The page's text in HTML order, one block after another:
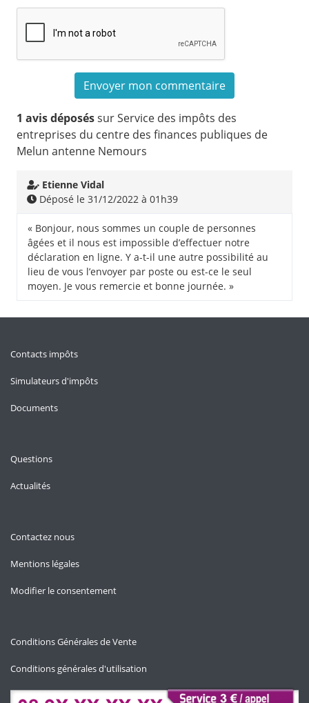
1 avis déposéssur Service des impôts des
entreprises du centre des finances publiques de
Melun antenne Nemours
Etienne Vidal
Déposé le 31/12/2022 à 01h39
« Bonjour, nous sommes un couple de personnes
âgées et il nous est impossible d’effectuer notre
déclaration en ligne. Y a-t-il une autre possibilité au
lieu de vous l’envoyer par poste ou est-ce le seul
moyen. Je vous remercie et bonne journée. »
Contacts impôts
Simulateurs d'impôts
Documents
Questions
Actualités
Contactez nous
Mentions légales
Modifier le consentement
Conditions Générales de Vente
Conditions générales d'utilisation